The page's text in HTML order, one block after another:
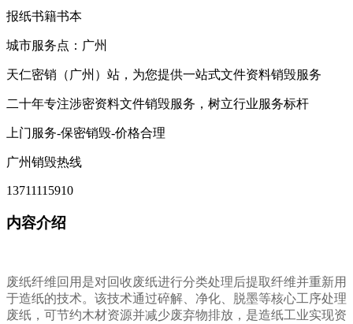
报纸书籍书本
城市服务点：广州
天仁密销（广州）站，为您提供一站式文件资料销毁服务
二十年专注涉密资料文件销毁服务，树立行业服务标杆
上门服务-保密销毁-价格合理
广州销毁热线
13711115910
内容介绍
废纸纤维回用是对回收废纸进行分类处理后提取纤维并重新用
于造纸的技术。该技术通过碎解、净化、脱墨等核心工序处理
废纸，可节约木材资源并减少废弃物排放，是造纸工业实现资